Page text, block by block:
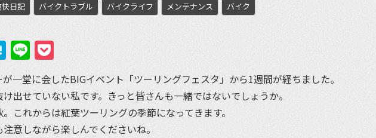
快日記 バイクトラブル バイクライフ メンテナンス バイク
Hatena
Line
一堂に会したBIGイベント「ツーリングフェスタ」から1週間が経ちました。
出せていない私です。きっと皆さんも一緒ではないでしょうか。
これからは紅葉ツーリングの季節になってきます。
意しながら楽しんでくださいね。